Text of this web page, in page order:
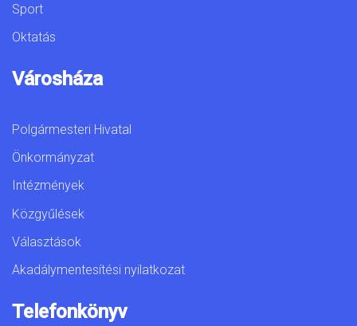
Sport
Oktatás
Városháza
Polgármesteri Hivatal
Önkormányzat
Intézmények
Közgyűlések
Választások
Akadálymentesítési nyilatkozat
Telefonkönyv